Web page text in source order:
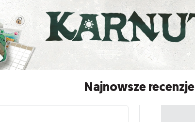
Najnowsze recenzje